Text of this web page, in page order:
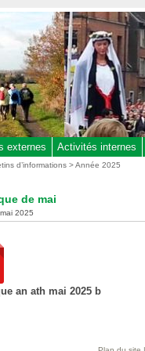
externes Activités internes
d’informations >Année 2025
de mai
2025
an ath mai 2025 b